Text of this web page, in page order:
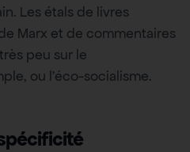
Les étals de livres
Marx et de commentaires
peu sur le
ou l’éco-socialisme.